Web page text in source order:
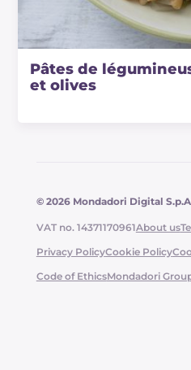
Pâtes de
et olives
© 2026 Mondadori Digital
VAT no. 14371170961About us
Privacy PolicyCookie Policy
Code of EthicsMondadori